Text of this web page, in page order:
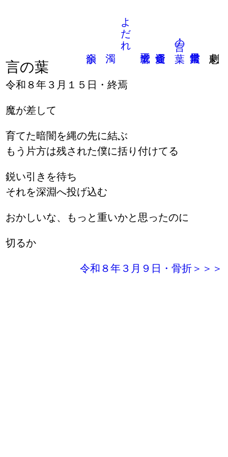
言の葉
よだれ
言の葉
令和８年３月１５日・終焉
魔が差して
育てた暗闇を縄の先に結ぶ
もう片方は残された僕に括り付けてる
鋭い引きを待ち
それを深淵へ投げ込む
おかしいな、もっと重いかと思ったのに
切るか
令和８年３月９日・骨折＞＞＞